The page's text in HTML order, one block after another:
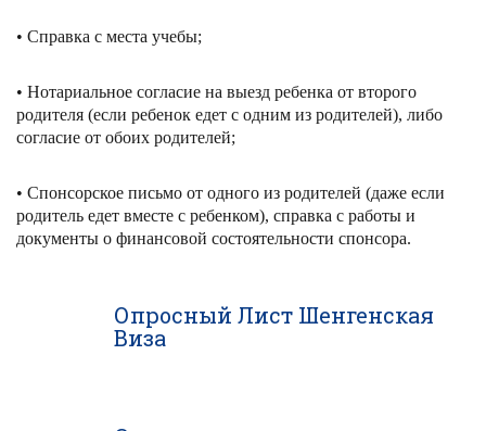
• Справка с места учебы;
• Нотариальное согласие на выезд ребенка от второго
родителя (если ребенок едет с одним из родителей), либо
согласие от обоих родителей;
• Спонсорское письмо от одного из родителей (даже если
родитель едет вместе с ребенком), справка с работы и
документы о финансовой состоятельности спонсора.
Опросный Лист Шенгенская
Виза